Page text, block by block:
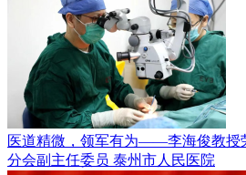
医道精微，领军有为——李海俊教授
分会副主任委员 泰州市人民医院